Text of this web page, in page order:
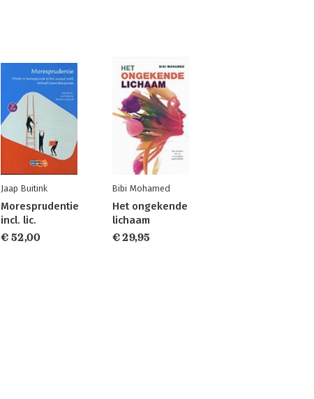
Jaap Buitink
Moresprudentie
incl. lic.
€ 52,00
Bibi Mohamed
Het ongekende
lichaam
€ 29,95